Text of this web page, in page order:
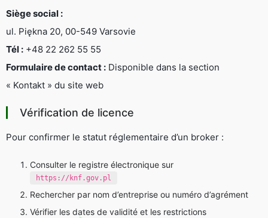
Siège social :
ul. Piękna 20, 00-549 Varsovie
Tél : +48 22 262 55 55
Formulaire de contact : Disponible dans la section
« Kontakt » du site web
Vérification de licence
Pour confirmer le statut réglementaire d’un broker :
Consulter le registre électronique sur
https://knf.gov.pl
Rechercher par nom d’entreprise ou numéro d’agrément
Vérifier les dates de validité et les restrictions